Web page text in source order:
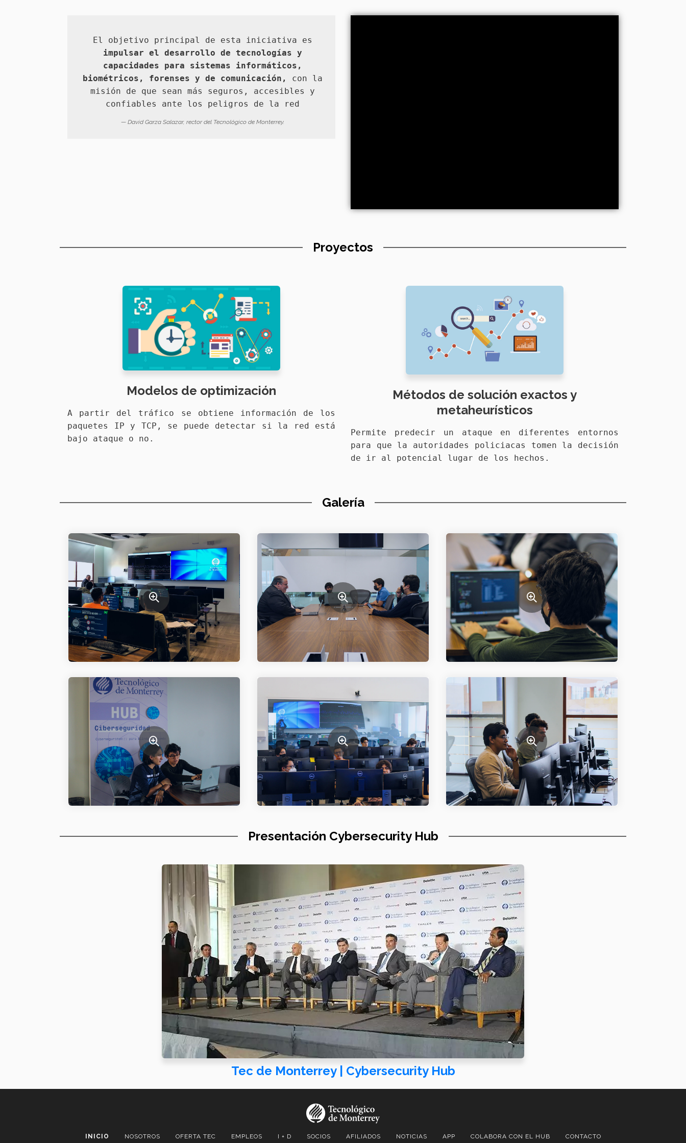
El objetivo principal de esta iniciativa es
impulsar el desarrollo de tecnologías y
capacidades para sistemas informáticos,
biométricos, forenses y de comunicación,
con la
misión de que sean más seguros, accesibles y
confiables ante los peligros de la red
David Garza Salazar, rector del Tecnológico de Monterrey.
Proyectos
Modelos de optimización
A partir del tráfico se obtiene información de los
paquetes IP y TCP, se puede detectar si la red está
bajo ataque o no.
Métodos de solución exactos y
metaheurísticos
Permite predecir un ataque en diferentes entornos
para que la autoridades policiacas tomen la decisión
de ir al potencial lugar de los hechos.
Galería
Presentación Cybersecurity Hub
Tec de Monterrey | Cybersecurity Hub
INICIO NOSOTROS OFERTA TEC EMPLEOS I + D SOCIOS AFILIADOS NOTICIAS APP COLABORA CON EL HUB CONTACTO